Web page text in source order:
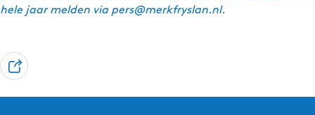
hele jaar melden via pers@merkfryslan.nl.
D